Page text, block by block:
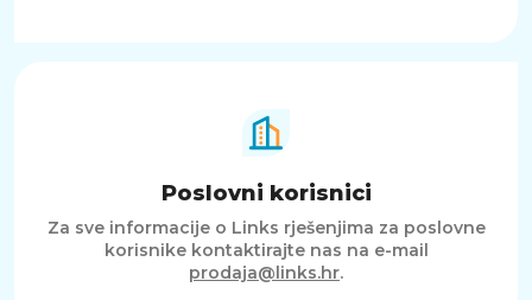
Poslovni korisnici
Za sve informacije o Links rješenjima za poslovne
korisnike kontaktirajte nas na e-mail
prodaja@links.hr.